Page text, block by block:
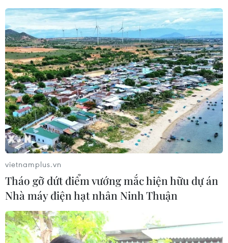
vietnamplus.vn
Tháo gỡ dứt điểm vướng mắc hiện hữu dự án
Nhà máy điện hạt nhân Ninh Thuận